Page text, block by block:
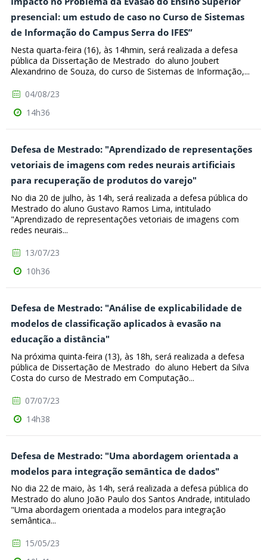
presencial: um estudo de caso no Curso de Sistemas
de Informação do Campus Serra do IFES”
Nesta quarta-feira (16), às 14hmin, será realizada a defesa
pública da Dissertação de Mestrado do aluno Joubert
Alexandrino de Souza, do curso de Sistemas de Informação,...
04/08/23
14h36
Defesa de Mestrado: "Aprendizado de representações
vetoriais de imagens com redes neurais artificiais
para recuperação de produtos do varejo"
No dia 20 de julho, às 14h, será realizada a defesa pública do
Mestrado do aluno Gustavo Ramos Lima, intitulado
"Aprendizado de representações vetoriais de imagens com
redes neurais...
13/07/23
10h36
Defesa de Mestrado: "Análise de explicabilidade de
modelos de classificação aplicados à evasão na
educação a distância"
Na próxima quinta-feira (13), às 18h, será realizada a defesa
pública de Dissertação de Mestrado do aluno Hebert da Silva
Costa do curso de Mestrado em Computação...
07/07/23
14h38
Defesa de Mestrado: "Uma abordagem orientada a
modelos para integração semântica de dados"
No dia 22 de maio, às 14h, será realizada a defesa pública do
Mestrado do aluno João Paulo dos Santos Andrade, intitulado
"Uma abordagem orientada a modelos para integração
semântica...
15/05/23